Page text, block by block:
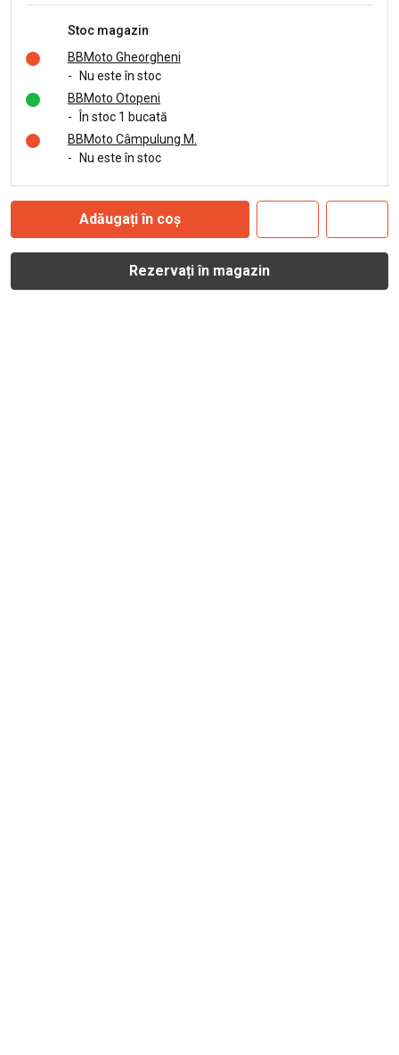
Stoc magazin
BBMoto Gheorgheni
-
Nu este în stoc
BBMoto Otopeni
-
În stoc 1 bucată
BBMoto Câmpulung M.
-
Nu este în stoc
Adăugați în coș
Rezervați în magazin